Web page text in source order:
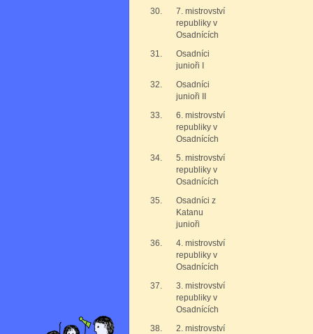
30.
7. mistrovství
republiky v
Osadnících
31.
Osadníci
junioři I
32.
Osadníci
junioři II
33.
6. mistrovství
republiky v
Osadnících
34.
5. mistrovství
republiky v
Osadnících
35.
Osadníci z
Katanu
junioři
36.
4. mistrovství
republiky v
Osadnících
37.
3. mistrovství
republiky v
Osadnících
38.
2. mistrovství